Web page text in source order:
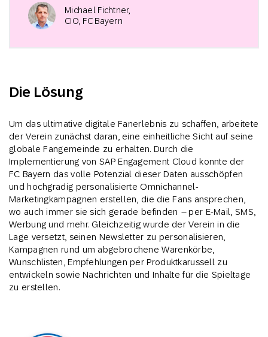
Michael Fichtner,
CIO, FC Bayern
Die Lösung
Um das ultimative digitale Fanerlebnis zu schaffen, arbeitete
der Verein zunächst daran, eine einheitliche Sicht auf seine
globale Fangemeinde zu erhalten. Durch die
Implementierung von SAP Engagement Cloud konnte der
FC Bayern das volle Potenzial dieser Daten ausschöpfen
und hochgradig personalisierte Omnichannel-
Marketingkampagnen erstellen, die die Fans ansprechen,
wo auch immer sie sich gerade befinden –per E-Mail, SMS,
Werbung und mehr. Gleichzeitig wurde der Verein in die
Lage versetzt, seinen Newsletter zu personalisieren,
Kampagnen rund um abgebrochene Warenkörbe,
Wunschlisten, Empfehlungen per Produktkarussell zu
entwickeln sowie Nachrichten und Inhalte für die Spieltage
zu erstellen.